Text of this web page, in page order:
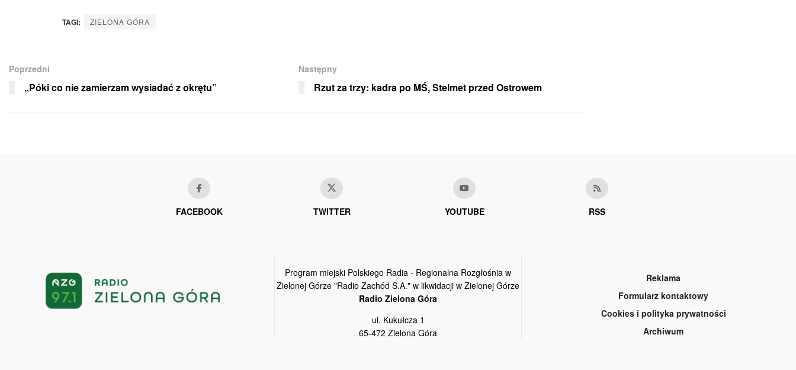
TAGI: ZIELONA GÓRA
Poprzedni
„Póki co nie zamierzam wysiadać z okrętu”
Następny
Rzut za trzy: kadra po MŚ, Stelmet przed Ostrowem
FACEBOOK TWITTER YOUTUBE RSS
Program miejski Polskiego Radia - Regionalna Rozgłośnia w
Zielonej Górze "Radio Zachód S.A." w likwidacji w Zielonej Górze
Radio Zielona Góra
ul. Kukułcza 1
65-472 Zielona Góra
Reklama
Formularz kontaktowy
Cookies i polityka prywatności
Archiwum